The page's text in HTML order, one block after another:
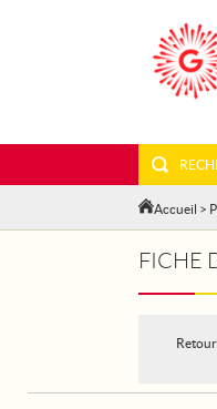
Accueil >
FICHE
Retour